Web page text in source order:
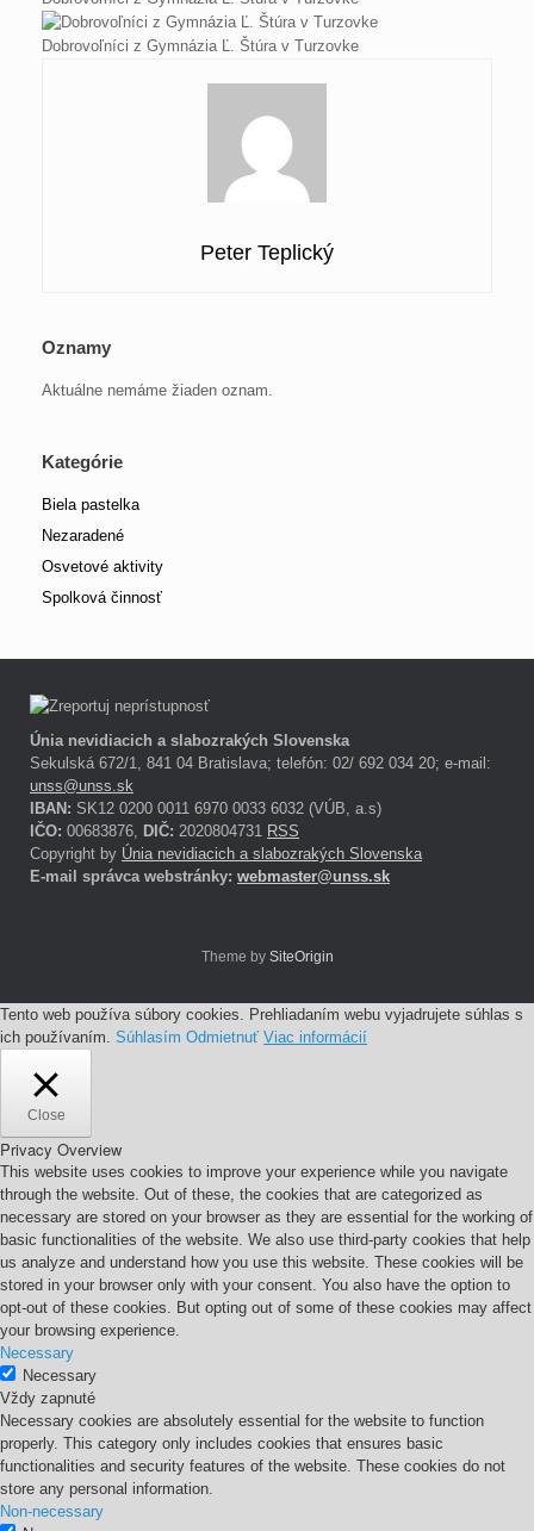
Dobrovoľníci z Gymnázia Ľ. Štúra v Turzovke
Peter Teplický
Oznamy
Aktuálne nemáme žiaden oznam.
Kategórie
Biela pastelka
Nezaradené
Osvetové aktivity
Spolková činnosť
Únia nevidiacich a slabozrakých Slovenska
Sekulská 672/1, 841 04 Bratislava; telefón: 02/ 692 034 20; e-mail:
unss@unss.sk
IBAN: SK12 0200 0011 6970 0033 6032 (VÚB, a.s)
IČO: 00683876, DIČ: 2020804731 RSS
Copyright by Únia nevidiacich a slabozrakých Slovenska
E-mail správca webstránky: webmaster@unss.sk
Theme by SiteOrigin
Tento web používa súbory cookies. Prehliadaním webu vyjadrujete súhlas s
ich používaním. Súhlasím Odmietnuť Viac informácií
Close
Privacy Overview
This website uses cookies to improve your experience while you navigate
through the website. Out of these, the cookies that are categorized as
necessary are stored on your browser as they are essential for the working of
basic functionalities of the website. We also use third-party cookies that help
us analyze and understand how you use this website. These cookies will be
stored in your browser only with your consent. You also have the option to
opt-out of these cookies. But opting out of some of these cookies may affect
your browsing experience.
Necessary
Necessary
Vždy zapnuté
Necessary cookies are absolutely essential for the website to function
properly. This category only includes cookies that ensures basic
functionalities and security features of the website. These cookies do not
store any personal information.
Non-necessary